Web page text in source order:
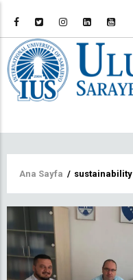
Sayfa
yolu
Ana Sayfa / sustainability